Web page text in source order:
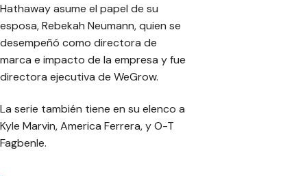
Hathaway asume el papel de su
esposa, Rebekah Neumann, quien se
desempeñó como directora de
marca e impacto de la empresa y fue
directora ejecutiva de WeGrow.
La serie también tiene en su elenco a
Kyle Marvin, America Ferrera, y O-T
Fagbenle.